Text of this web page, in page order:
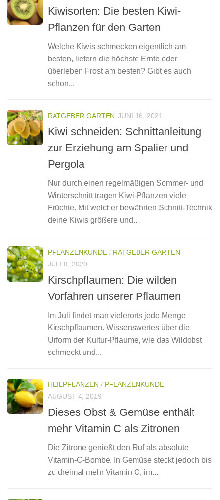
Kiwisorten: Die besten Kiwi-
Pflanzen für den Garten
Welche Kiwis schmecken eigentlich am
besten, liefern die höchste Ernte oder
überleben Frost am besten? Gibt es auch
schon...
RATGEBER GARTEN JUNI 16, 2021
Kiwi schneiden: Schnittanleitung
zur Erziehung am Spalier und
Pergola
Nur durch einen regelmäßigen Sommer- und
Winterschnitt tragen Kiwi-Pflanzen viele
Früchte. Mit welcher bewährten Schnitt-Technik
deine Kiwis größere und...
PFLANZENKUNDE / RATGEBER GARTEN
JULI 8, 2020
Kirschpflaumen: Die wilden
Vorfahren unserer Pflaumen
Im Juli findet man vielerorts jede Menge
Kirschpflaumen. Wissenswertes über die
Urform der Kultur-Pflaume, wie das Wildobst
schmeckt und...
HEILPFLANZEN / PFLANZENKUNDE
AUGUST 4, 2019
Dieses Obst & Gemüse enthält
mehr Vitamin C als Zitronen
Die Zitrone genießt den Ruf als absolute
Vitamin-C-Bombe. In Gemüse steckt jedoch bis
zu dreimal mehr Vitamin C, im...